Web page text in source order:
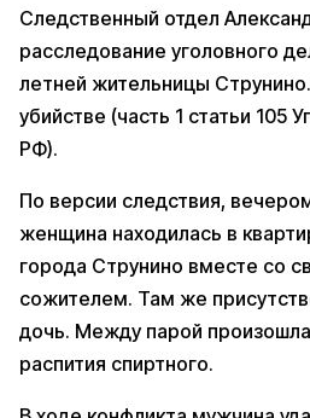
Следственный отдел
расследование уголовного
летней жительницы
убийстве (часть 1 статьи 105
РФ).
По версии следствия,
женщина находилась в
города Струнино вместе со
сожителем. Там же
дочь. Между парой
распития спиртного.